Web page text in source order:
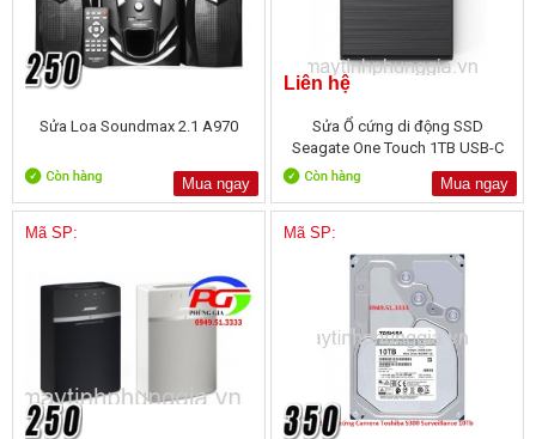
Sửa Loa Soundmax 2.1 A970
Mua ngay
Liên hệ
Sửa Ổ cứng di động SSD
Seagate One Touch 1TB USB-C
Mua ngay
Mã SP: Mã SP: